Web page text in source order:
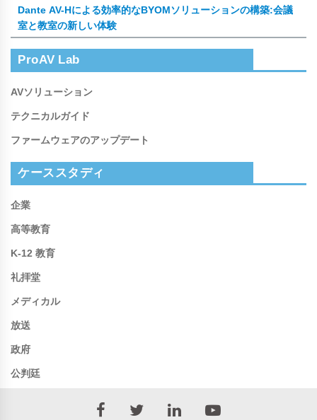
Dante AV-Hによる効率的なBYOMソリューションの構築:会議
室と教室の新しい体験
ProAV Lab
AVソリューション
テクニカルガイド
ファームウェアのアップデート
ケーススタディ
企業
高等教育
K-12 教育
礼拝堂
メディカル
放送
政府
公判廷